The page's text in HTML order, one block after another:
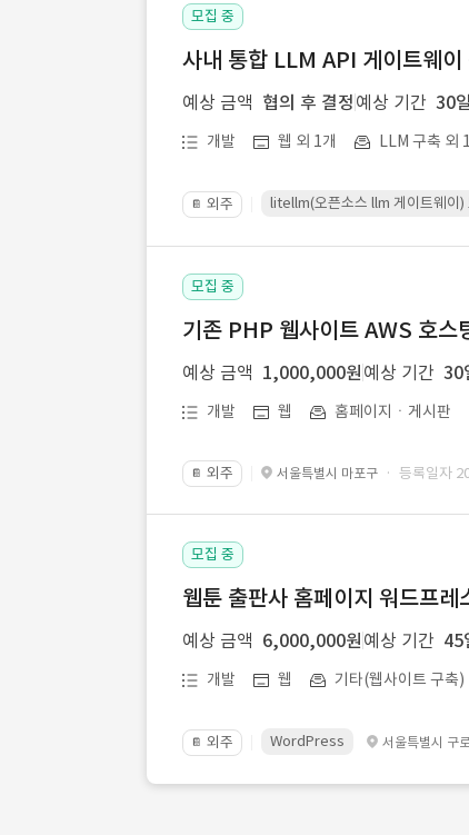
모집 중
사내 통합 LLM API 게이트웨이
예상 금액 협의 후 결정 예상 기간 30일
개발 웹 외 1개 LLM 구축 외
📔 외주 litellm(오픈소스 llm 게이트웨이)
모집 중
기존 PHP 웹사이트 AWS 호스
예상 금액 1,000,000원 예상 기간 30
개발 웹 홈페이지ㆍ게시판
📔 외주 서울특별시 마포구 · 등록일자
모집 중
웹툰 출판사 홈페이지 워드프
예상 금액 6,000,000원 예상 기간 45
개발 웹 기타(웹사이트 구축)
📔 외주 WordPress 서울특별시 구